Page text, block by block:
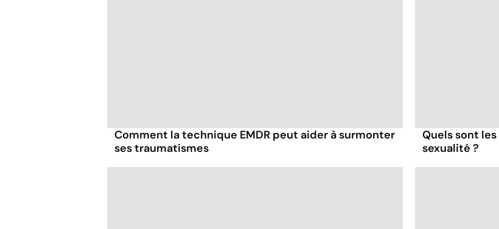
Comment la technique EMDR peut aider à surmonter
ses traumatismes
Quels sont
sexualité ?